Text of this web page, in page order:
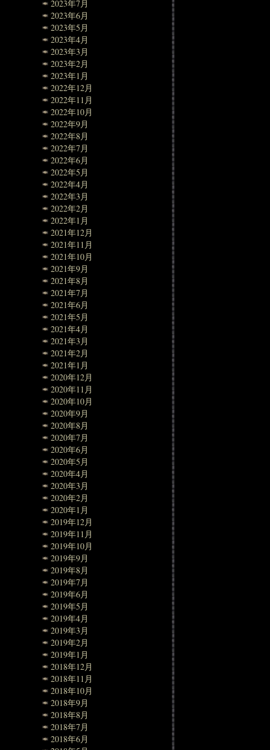
2023年7月
2023年6月
2023年5月
2023年4月
2023年3月
2023年2月
2023年1月
2022年12月
2022年11月
2022年10月
2022年9月
2022年8月
2022年7月
2022年6月
2022年5月
2022年4月
2022年3月
2022年2月
2022年1月
2021年12月
2021年11月
2021年10月
2021年9月
2021年8月
2021年7月
2021年6月
2021年5月
2021年4月
2021年3月
2021年2月
2021年1月
2020年12月
2020年11月
2020年10月
2020年9月
2020年8月
2020年7月
2020年6月
2020年5月
2020年4月
2020年3月
2020年2月
2020年1月
2019年12月
2019年11月
2019年10月
2019年9月
2019年8月
2019年7月
2019年6月
2019年5月
2019年4月
2019年3月
2019年2月
2019年1月
2018年12月
2018年11月
2018年10月
2018年9月
2018年8月
2018年7月
2018年6月